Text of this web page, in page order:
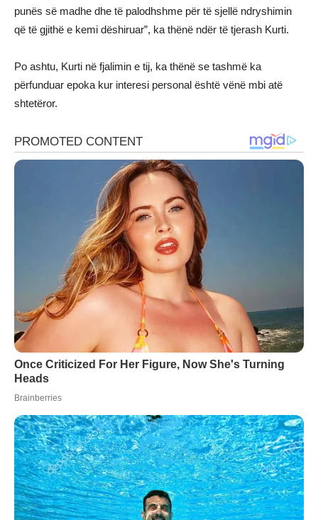
punës së madhe dhe të palodhshme për të sjellë ndryshimin
që të gjithë e kemi dëshiruar”, ka thënë ndër të tjerash Kurti.
Po ashtu, Kurti në fjalimin e tij, ka thënë se tashmë ka
përfunduar epoka kur interesi personal është vënë mbi atë
shtetëror.